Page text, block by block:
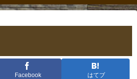
Facebook はてブ